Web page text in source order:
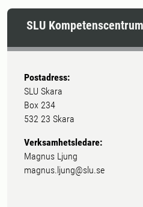
SLU
Postadress:
SLU Skara
Box 234
532 23 Skara
Verksamhetsledare:
Magnus Ljung
magnus.ljung@slu.se